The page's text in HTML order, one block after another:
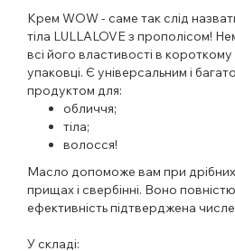
Крем WOW - саме так слід
тіла LULLALOVE з прополісом!
всі його властивості в
упаковці. Є універсальним і
продуктом для:
обличчя;
тіла;
волосся!
Масло допоможе вам при
прищах і свербінні. Воно
ефективність підтверджена
У складі: